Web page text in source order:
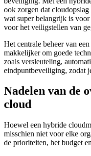
ook zorgen dat
wat super belangrijk is voor
voor het veiligstellen van
Het centrale beheer van
makkelijker om goede
zoals versleuteling,
eindpuntbeveiliging, zodat
Nadelen van de
cloud
Hoewel een hybride
misschien niet voor elke
de prioriteiten, het budget